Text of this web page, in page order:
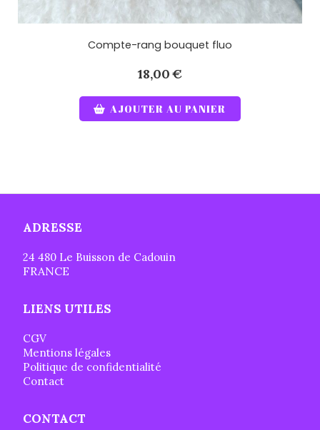
Compte-rang bouquet fluo
18,00€
AJOUTER AU PANIER
ADRESSE
24 480 Le Buisson de Cadouin
FRANCE
LIENS UTILES
CGV
Mentions légales
Politique de confidentialité
Contact
CONTACT